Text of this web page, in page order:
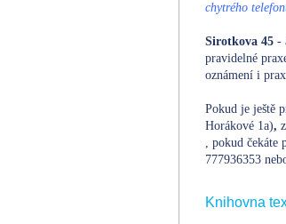
chytrého
Sirotkova 45 -
pravidelné
oznámení i
Pokud je ještě
Horákové 1a),
, pokud čekáte
777936353
Knihovna